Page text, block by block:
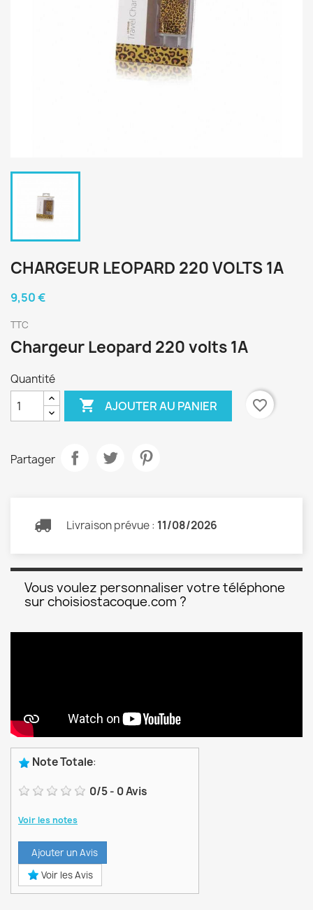
CHARGEUR LEOPARD 220 VOLTS 1A
9,50 €
TTC
Chargeur Leopard 220 volts 1A
Quantité
 AJOUTER AU PANIER favorite_border
Partager
Livraison prévue : 11/08/2026
Vous voulez personnaliser votre téléphone
sur choisiostacoque.com ?
Note Totale:
0/5- 0Avis
Voir les notes
Ajouter un Avis
Voir les Avis